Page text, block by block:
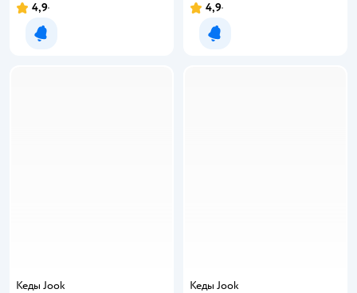
4,9
Уведомить о появлении
4,9
Уведомить о появлении
Кеды Jook
Кеды Jook